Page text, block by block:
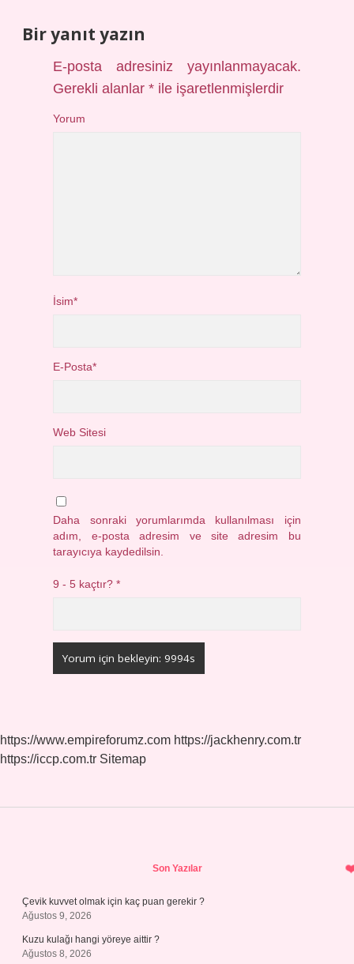
Bir yanıt yazın
E-posta adresiniz yayınlanmayacak.
Gerekli alanlar* ile işaretlenmişlerdir
Yorum
İsim*
E-Posta*
Web Sitesi
Daha sonraki yorumlarımda kullanılması için
adım, e-posta adresim ve site adresim bu
tarayıcıya kaydedilsin.
9 - 5 kaçtır?*
https://www.empireforumz.com https://jackhenry.com.tr
https://iccp.com.tr Sitemap
Son Yazılar
Çevik kuvvet olmak için kaç puan gerekir ?
Ağustos 9, 2026
Kuzu kulağı hangi yöreye aittir ?
Ağustos 8, 2026